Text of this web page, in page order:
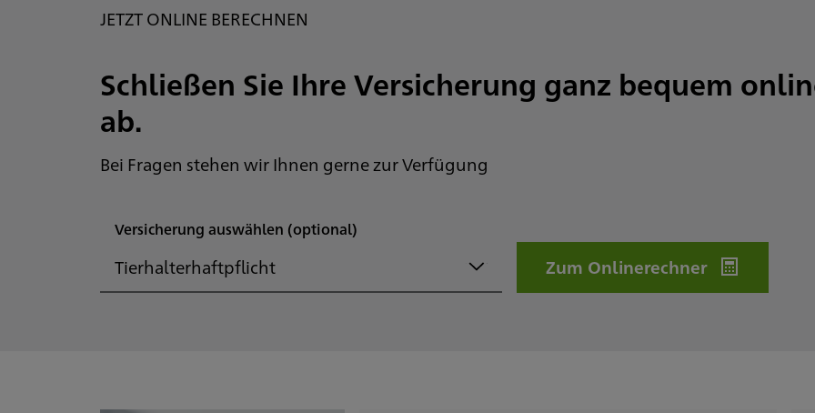
JETZT ONLINE BERECHNEN
Schließen Sie Ihre Versicherung ganz bequem
ab.
Bei Fragen stehen wir Ihnen gerne zur Verfügung
Versicherung auswählen (optional)
Tierhalterhaftpflicht Zum Onlinerechner